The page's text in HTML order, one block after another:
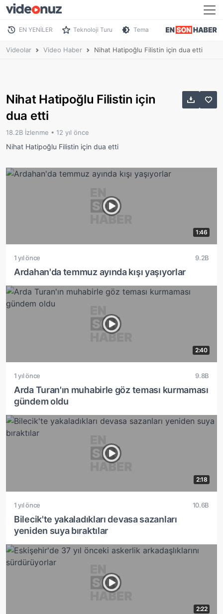
EN YENİLER Teknoloji Turu Tema
Videolar Video Haber Nihat Hatipoğlu Filistin için dua etti
Nihat Hatipoğlu Filistin için
dua etti
18.2B İzlenme • 12 yıl önce
Nihat Hatipoğlu Filistin için dua etti
1:46
1 yıl önce 9.2B
Ardahan'da temmuz ayında kışı yaşıyorlar
2:40
1 yıl önce 9.8B
Arda Turan'ın muhabirle göz teması kurmaması
gündem oldu
2:18
1 yıl önce 10.6B
Bilecik'te yakaladıkları devasa sazanları
yeniden suya bıraktılar
2:22